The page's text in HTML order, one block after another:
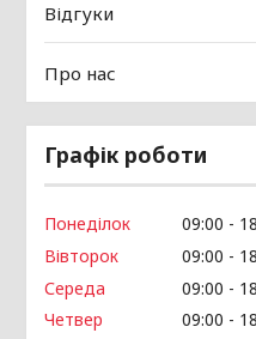
Відгуки
Про нас
Графік роботи
Понеділок 09:00
Вівторок
09:00
Середа
09:00
Четвер
09:00